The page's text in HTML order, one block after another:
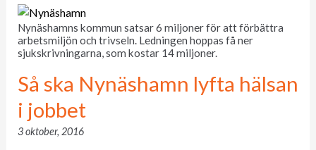
Nynäshamns kommun satsar 6 miljoner för att förbättra
arbetsmiljön och trivseln. Ledningen hoppas få ner
sjukskrivningarna, som kostar 14 miljoner.
Så ska Nynäshamn lyfta hälsan
i jobbet
3 oktober, 2016